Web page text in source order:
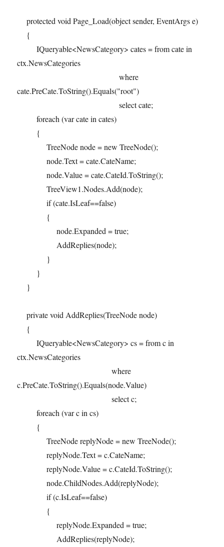
protected void Page_Load(object sender, EventArgs e)
{
IQueryable<NewsCategory> cates = from cate in
ctx.NewsCategories
where
cate.PreCate.ToString().Equals("root")
select cate;
foreach (var cate in cates)
{
TreeNode node = new TreeNode();
node.Text = cate.CateName;
node.Value = cate.CateId.ToString();
TreeView1.Nodes.Add(node);
if (cate.IsLeaf==false)
{
node.Expanded = true;
AddReplies(node);
}
}
}
private void AddReplies(TreeNode node)
{
IQueryable<NewsCategory> cs = from c in
ctx.NewsCategories
where
c.PreCate.ToString().Equals(node.Value)
select c;
foreach (var c in cs)
{
TreeNode replyNode = new TreeNode();
replyNode.Text = c.CateName;
replyNode.Value = c.CateId.ToString();
node.ChildNodes.Add(replyNode);
if (c.IsLeaf==false)
{
replyNode.Expanded = true;
AddReplies(replyNode);